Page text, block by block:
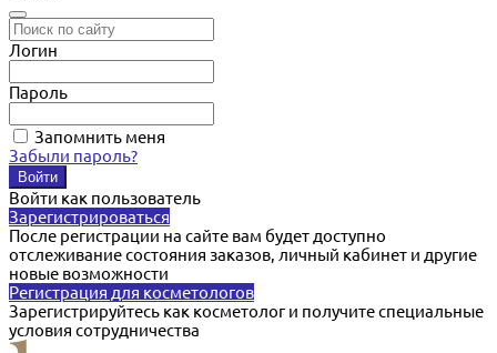
Логин
Пароль
Запомнить меня
Забыли пароль?
Войти как пользователь
Зарегистрироваться
После регистрации на сайте вам будет доступно
отслеживание состояния заказов, личный кабинет и другие
новые возможности
Регистрация для косметологов
Зарегистрируйтесь как косметолог и получите специальные
условия сотрудничества